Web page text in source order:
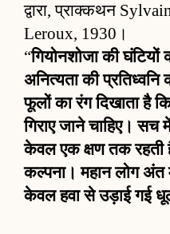
द्वारा, प्राक्कथन
Leroux, 1930।
“गियोनशोजा की
अनित्यता की
फूलों का रंग दिखाता है
गिराए जाने चाहिए। सच
केवल एक क्षण तक
कल्पना। महान लोग अंत
केवल हवा से उड़ाई गई